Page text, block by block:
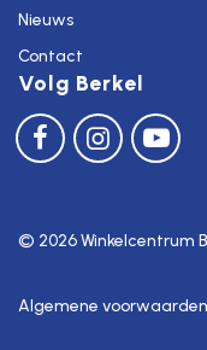
Nieuws
Contact
Volg Berkel
© 2026Winkelcentrum
Algemene voorwaarden